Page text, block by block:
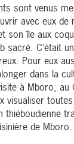
sont venus
avec eux
son île aux
sacré. C’était
Pour eux
dans la
à Mboro, au
visualiser
thiéboudienne
de Mboro.